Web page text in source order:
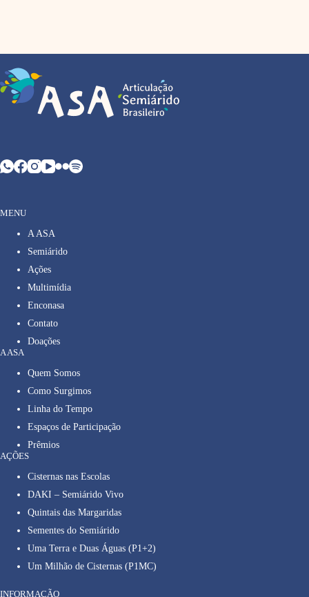
MENU
A ASA
Semiárido
Ações
Multimídia
Enconasa
Contato
Doações
A ASA
Quem Somos
Como Surgimos
Linha do Tempo
Espaços de Participação
Prêmios
AÇÕES
Cisternas nas Escolas
DAKI – Semiárido Vivo
Quintais das Margaridas
Sementes do Semiárido
Uma Terra e Duas Águas (P1+2)
Um Milhão de Cisternas (P1MC)
INFORMAÇÃO